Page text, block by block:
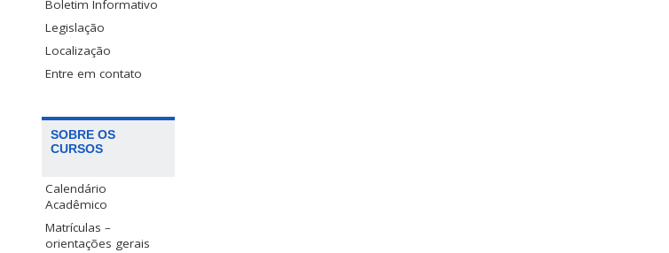
Boletim Informativo
Legislação
Localização
Entre em contato
SOBRE OS
CURSOS
Calendário
Acadêmico
Matrículas –
orientações gerais